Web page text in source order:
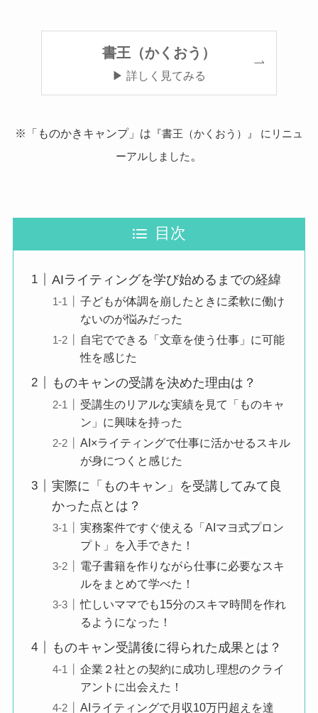
書王（かくおう）
▶ 詳しく見てみる
※「ものかきキャンプ」は 『書王（かくおう）』 にリニュ
ーアルしました 。
目次
AIライティングを学び始めるまでの経緯
子どもが体調を崩したときに柔軟に働け
ないのが悩みだった
自宅でできる「文章を使う仕事」に可能
性を感じた
ものキャンの受講を決めた理由は？
受講生のリアルな実績を見て「ものキャ
ン」に興味を持った
AI×ライティングで仕事に活かせるスキル
が身につくと感じた
実際に「ものキャン」を受講してみて良
かった点とは？
実務案件ですぐ使える「AIマヨ式プロン
プト」を入手できた！
電子書籍を作りながら仕事に必要なスキ
ルをまとめて学べた！
忙しいママでも15分のスキマ時間を作れ
るようになった！
ものキャン受講後に得られた成果とは？
企業２社との契約に成功し理想のクライ
アントに出会えた！
AIライティングで月収10万円超えを達